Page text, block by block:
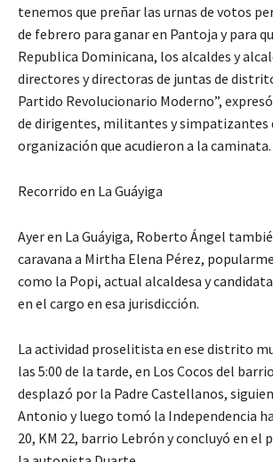
tenemos que preñar las urnas de votos
de febrero para ganar en Pantoja y para
Republica Dominicana, los alcaldes y
directores y directoras de juntas de
Partido Revolucionario Moderno”,
de dirigentes, militantes y simpatizantes
organización que acudieron a la caminata.
Recorrido en La Guáyiga
Ayer en La Guáyiga, Roberto Ángel
caravana a Mirtha Elena Pérez,
como la Popi, actual alcaldesa y
en el cargo en esa jurisdicción.
La actividad proselitista en ese distrito
las 5:00 de la tarde, en Los Cocos del
desplazó por la Padre Castellanos,
Antonio y luego tomó la Independencia
20, KM 22, barrio Lebrón y concluyó en el